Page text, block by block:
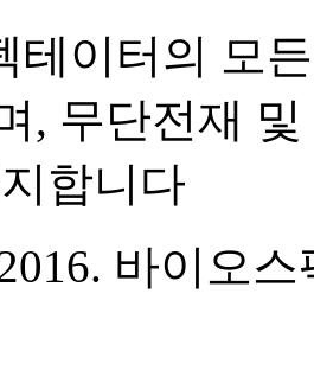
테이터의 모
, 무단전재
합니다
바이오